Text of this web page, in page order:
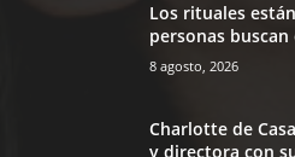
Los rituales
personas
8 agosto, 2026
Charlotte de
y directora con